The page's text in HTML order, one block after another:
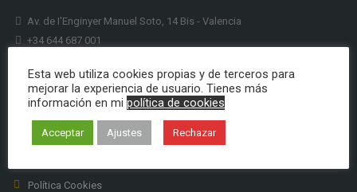
Av. de I'Enginyer Manuel Soto, 14 Bis - Valencia
+34 644 687 001
INFORMACION
Subenciones Labora
Política Cookies
Esta web utiliza cookies propias y de terceros para
mejorar la experiencia de usuario. Tienes más
información en mi política de cookies
Acceptar Ajustes Rechazar